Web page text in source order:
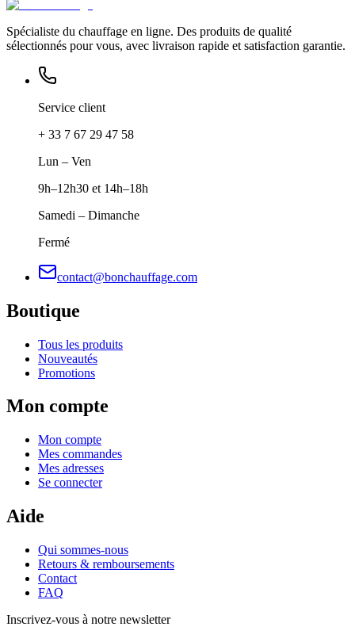
Spécialiste du chauffage en ligne. Des produits de qualité
sélectionnés pour vous, avec livraison rapide et satisfaction garantie.
Service client
+ 33 7 67 29 47 58
Lun – Ven
9h–12h30 et 14h–18h
Samedi – Dimanche
Fermé
contact@bonchauffage.com
Boutique
Tous les produits
Nouveautés
Promotions
Mon compte
Mon compte
Mes commandes
Mes adresses
Se connecter
Aide
Qui sommes-nous
Retours & remboursements
Contact
FAQ
Inscrivez-vous à notre newsletter